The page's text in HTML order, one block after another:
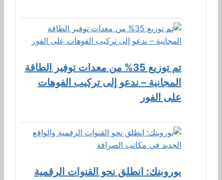
تم توزيع 35% من معدات توفير الطاقة
المجانية – ندعو إلى تركيب الفوهات
على الفور
يوروبنك: انطلق نحو القنوات الرقمية